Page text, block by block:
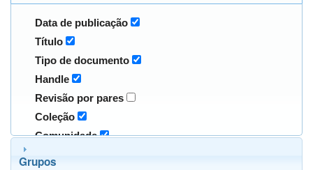
Data de publicação
Título
Tipo de documento
Handle
Revisão por pares
Coleção
Comunidade
Grupos